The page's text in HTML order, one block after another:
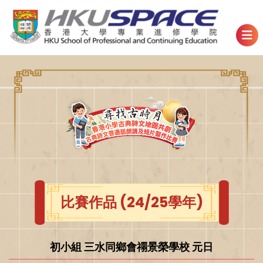
比賽作品 (24/25學年)
初小組 三水同鄉會禤景榮學校 元日